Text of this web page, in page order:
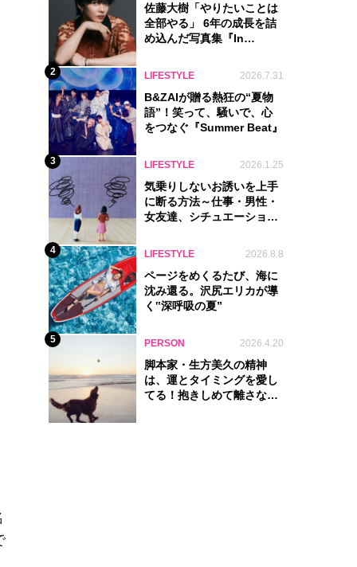
佐藤大樹「やりたいことは
全部やる」 6年の成長を詰
め込んだ写真集『In
2 LIFESTYLE 2026.7.31
B&ZAIが贈る熱狂の“夏物
語”！笑って、騒いで、心
をつなぐ『Summer Beat』
3 LIFESTYLE 2026.1.25
気乗りしないお誘いを上手
に断る方法～仕事・男性・
女友達、シチュエーション
4 LIFESTYLE 2026.8.8
ページをめくるたび、海に
沈み還る。沢尻エリカが導
く‟深呼吸の夏”
5 PERSON 2026.4.20
脚本家・生方美久の精神
は、運とタイミングを愛し
てる！抱きしめて離さな